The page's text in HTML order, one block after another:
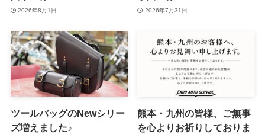
2026年8月1日 2026年7月31日
ツールバッグのNewシリー
ズ増えました♪
熊本・九州の皆様、ご無事
を心よりお祈りしておりま